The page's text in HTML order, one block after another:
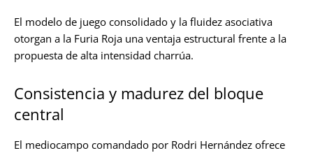
El modelo de juego consolidado y la fluidez asociativa
otorgan a la Furia Roja una ventaja estructural frente a la
propuesta de alta intensidad charrúa.
Consistencia y madurez del bloque
central
El mediocampo comandado por Rodri Hernández ofrece